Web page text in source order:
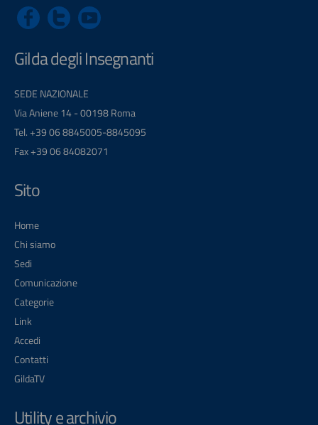
Gilda degli Insegnanti
SEDE NAZIONALE
Via Aniene 14 - 00198 Roma
Tel. +39 06 8845005-8845095
Fax +39 06 84082071
Sito
Home
Chi siamo
Sedi
Comunicazione
Categorie
Link
Accedi
Contatti
GildaTV
Utility e archivio